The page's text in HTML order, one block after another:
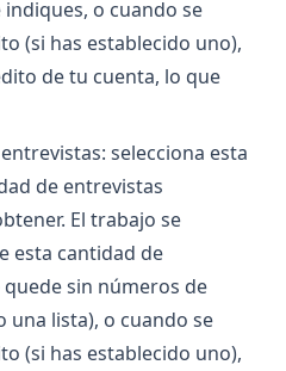
o cuando se
(si has establecido uno),
de tu cuenta, lo que
selecciona esta
de entrevistas
El trabajo se
esta cantidad de
sin números de
una lista), o cuando se
(si has establecido uno),